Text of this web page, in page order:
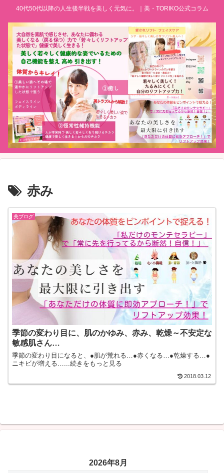
40代50代以降の人生後半戦を美しく元気に。｜美・TORIKO公式コラム
赤み
美ブログ
季節の変わり目に、肌のかゆみ、赤み、乾燥～不安定な
敏感肌さん…
季節の変わり目になると、●肌が荒れる…●赤くなる…●乾燥する…●
ニキビが増える…...続きをもっと見る
2018.03.12
2026年8月